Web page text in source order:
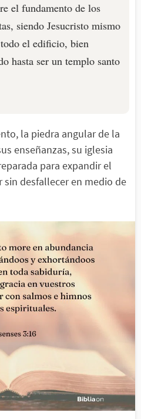
el fundamento de los
siendo Jesucristo mismo
el edificio, bien
hasta ser un templo santo
la piedra angular de la
enseñanzas, su iglesia
para expandir el
desfallecer en medio de